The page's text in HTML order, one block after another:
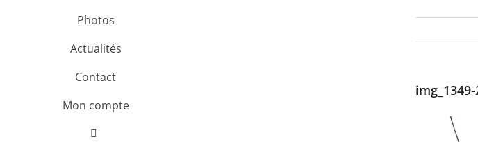
Photos
Actualités
Contact
Mon compte
img_1349-